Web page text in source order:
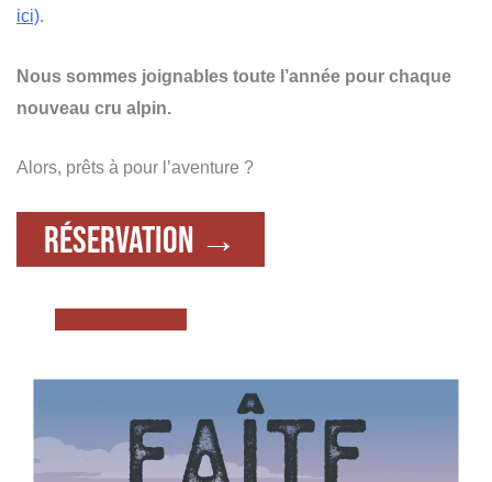
ici).
Nous sommes joignables toute l’année pour chaque
nouveau cru alpin.
Alors, prêts à pour l’aventure ?
Réservation